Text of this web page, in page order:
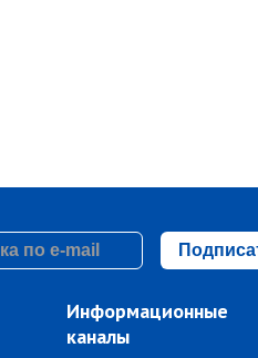
Информационные
каналы